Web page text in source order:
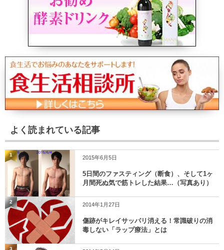
よく読まれている記事
1 2015年6月5日
5日間のファスティング（断食）、そして1ヶ
月間死ぬ気で筋トレした結果…（写真あり）
2 2014年1月27日
傷跡がキレイサッパリ消える！常識破りの消
毒しない「ラップ療法」とは
3